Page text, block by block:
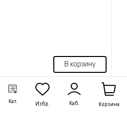
Кат. Избр. Каб. Корзина
В корзину